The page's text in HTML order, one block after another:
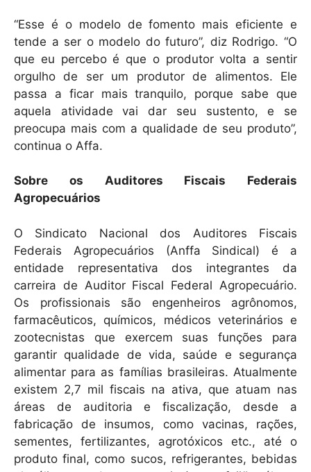
“Esse é o modelo de fomento mais eficiente e
tende a ser o modelo do futuro”, diz Rodrigo. “O
que eu percebo é que o produtor volta a sentir
orgulho de ser um produtor de alimentos. Ele
passa a ficar mais tranquilo, porque sabe que
aquela atividade vai dar seu sustento, e se
preocupa mais com a qualidade de seu produto”,
continua o Affa.
Sobre os Auditores Fiscais Federais
Agropecuários
O Sindicato Nacional dos Auditores Fiscais
Federais Agropecuários (Anffa Sindical) é a
entidade representativa dos integrantes da
carreira de Auditor Fiscal Federal Agropecuário.
Os profissionais são engenheiros agrônomos,
farmacêuticos, químicos, médicos veterinários e
zootecnistas que exercem suas funções para
garantir qualidade de vida, saúde e segurança
alimentar para as famílias brasileiras. Atualmente
existem 2,7 mil fiscais na ativa, que atuam nas
áreas de auditoria e fiscalização, desde a
fabricação de insumos, como vacinas, rações,
sementes, fertilizantes, agrotóxicos etc., até o
produto final, como sucos, refrigerantes, bebidas